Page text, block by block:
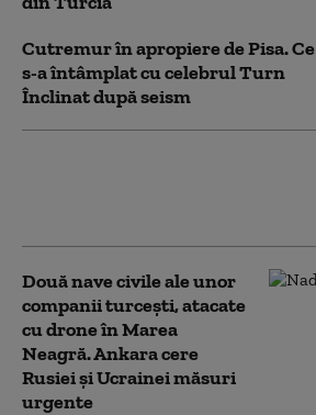
Cutremur în apropiere de Pisa. Ce
s-a întâmplat cu celebrul Turn
Înclinat după seism
Două nave civile ale unor
companii turcești, atacate
cu drone în Marea
Neagră. Ankara cere
Rusiei și Ucrainei măsuri
urgente